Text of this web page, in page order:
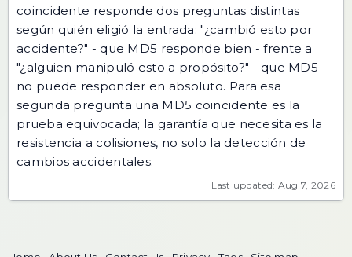
coincidente responde dos preguntas distintas
según quién eligió la entrada: "¿cambió esto por
accidente?" - que MD5 responde bien - frente a
"¿alguien manipuló esto a propósito?" - que MD5
no puede responder en absoluto. Para esa
segunda pregunta una MD5 coincidente es la
prueba equivocada; la garantía que necesita es la
resistencia a colisiones, no solo la detección de
cambios accidentales.
Last updated: Aug 7, 2026